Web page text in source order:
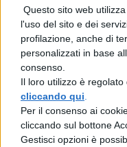
Questo sito web
l'uso del sito e dei
profilazione, anche di
personalizzati in base
consenso.
Il loro utilizzo è regolato
cliccando qui
Per il consenso ai
cliccando sul bottone
Gestisci opzioni è
ritroviamo obesi,
neanche
continueremo
o la donna della
cerca trova”. Ma
certo che è una